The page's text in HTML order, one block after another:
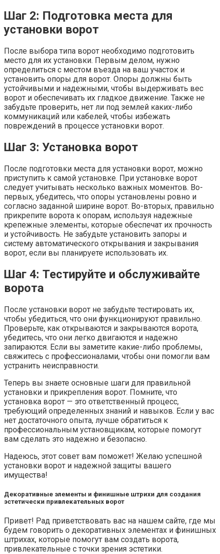
Шаг 2: Подготовка места для
установки ворот
После выбора типа ворот необходимо подготовить
место для их установки. Первым делом, нужно
определиться с местом въезда на ваш участок и
установить опоры для ворот. Опоры должны быть
устойчивыми и надежными, чтобы выдерживать вес
ворот и обеспечивать их гладкое движение. Также не
забудьте проверить, нет ли под землей каких-либо
коммуникаций или кабелей, чтобы избежать
повреждений в процессе установки ворот.
Шаг 3: Установка ворот
После подготовки места для установки ворот, можно
приступить к самой установке. При установке ворот
следует учитывать несколько важных моментов. Во-
первых, убедитесь, что опоры установлены ровно и
согласно заданной ширине ворот. Во-вторых, правильно
прикрепите ворота к опорам, используя надежные
крепежные элементы, которые обеспечат их прочность
и устойчивость. Не забудьте установить запоры и
систему автоматического открывания и закрывания
ворот, если вы планируете использовать их.
Шаг 4: Тестируйте и обслуживайте
ворота
После установки ворот не забудьте тестировать их,
чтобы убедиться, что они функционируют правильно.
Проверьте, как открываются и закрываются ворота,
убедитесь, что они легко двигаются и надежно
запираются. Если вы заметите какие-либо проблемы,
свяжитесь с профессионалами, чтобы они помогли вам
устранить неисправности.
Теперь вы знаете основные шаги для правильной
установки и прикрепления ворот. Помните, что
установка ворот — это ответственный процесс,
требующий определенных знаний и навыков. Если у вас
нет достаточного опыта, лучше обратиться к
профессиональным установщикам, которые помогут
вам сделать это надежно и безопасно.
Надеюсь, этот совет вам поможет! Желаю успешной
установки ворот и надежной защиты вашего
имущества!
Декоративные элементы и финишные штрихи для создания
эстетически привлекательных ворот
Привет! Рад приветствовать вас на нашем сайте, где мы
будем говорить о декоративных элементах и финишных
штрихах, которые помогут вам создать ворота,
привлекательные с точки зрения эстетики.